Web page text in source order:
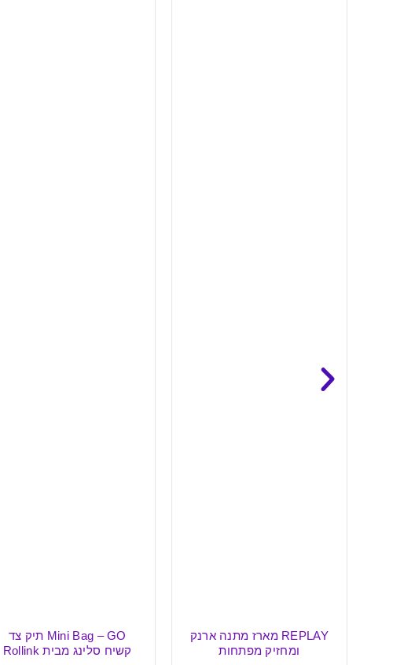
Mini Bag – GO תיק צד
קשיח סלינג מבית Rollink
Ultimate ספל תרמי
נירוסטה PURAMIC, מ"ל